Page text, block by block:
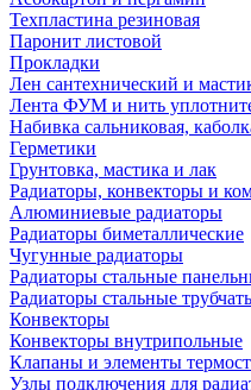
Техпластина резиновая
Паронит листовой
Прокладки
Лен сантехнический и
Лента ФУМ и нить
Набивка сальниковая,
Герметики
Грунтовка, мастика и лак
Радиаторы, конвекторы и
Алюминиевые радиаторы
Радиаторы биметаллические
Чугунные радиаторы
Радиаторы стальные
Радиаторы стальные
Конвекторы
Конвекторы внутрипольные
Клапаны и элементы
Узлы подключения для